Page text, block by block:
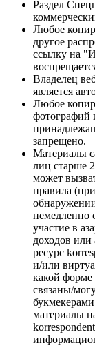
Раздел
Любое
другое
ссылку на
Владелец
является
Любое
фотографий
запрещено.
Материалы
лиц старше
может
правила
немедленно
участие в
доходов
ресурс
и/или
какой форме
связаны/
материалы